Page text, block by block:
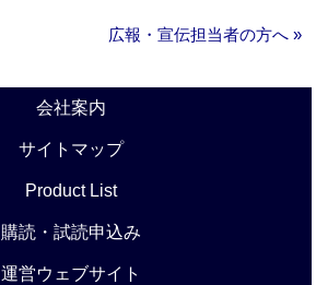
広報・宣伝担当者の方へ »
会社案内
サイトマップ
Product List
購読・試読申込み
運営ウェブサイト